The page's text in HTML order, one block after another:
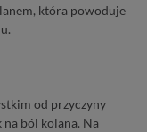
która powoduje
od przyczyny
ból kolana. Na